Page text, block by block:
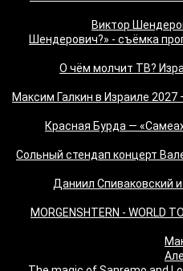
Виктор
Шендерович?» - съёмка
«О чём молчит ТВ?
Максим Галкин в Израиле
Красная Бурда —
"Сольный стендап концерт
"Даниил Спиваковский
MORGENSHTERN - WORLD